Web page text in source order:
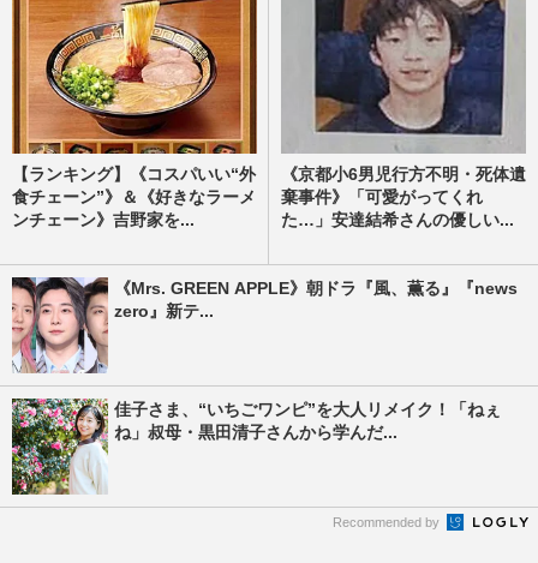
【ランキング】《コスパいい“外
食チェーン”》＆《好きなラーメ
ンチェーン》吉野家を...
《京都小6男児行方不明・死体遺
棄事件》「可愛がってくれ
た…」安達結希さんの優しい...
《Mrs. GREEN APPLE》朝ドラ『風、薫る』『news
zero』新テ...
佳子さま、“いちごワンピ”を大人リメイク！「ねぇ
ね」叔母・黒田清子さんから学んだ...
Recommended by